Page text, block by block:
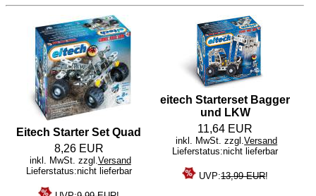
Eitech Starter Set Quad
8,26 EUR
inkl. MwSt. zzgl. Versand
Lieferstatus:nicht lieferbar
eitech Starterset Bagger
und LKW
11,64 EUR
inkl. MwSt. zzgl.Versand
Lieferstatus:nicht lieferbar
UVP:13,99 EUR!